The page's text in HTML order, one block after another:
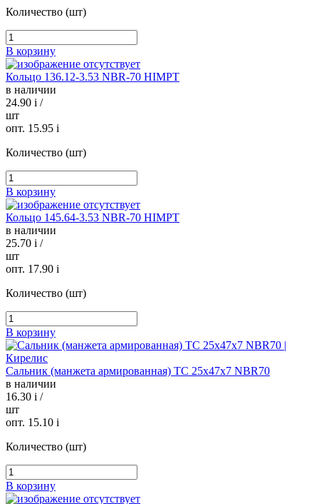
Количество (шт)
В корзину
Кольцо 136.12-3.53 NBR-70 HIMPT
в наличии
24.90 i /
шт
опт. 15.95 i
Количество (шт)
В корзину
Кольцо 145.64-3.53 NBR-70 HIMPT
в наличии
25.70 i /
шт
опт. 17.90 i
Количество (шт)
В корзину
Сальник (манжета армированная) TC 25х47х7 NBR70
в наличии
16.30 i /
шт
опт. 15.10 i
Количество (шт)
В корзину